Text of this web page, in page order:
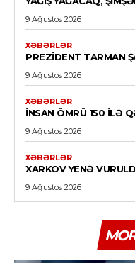
9 Ağustos 2026
XƏBƏRLƏR
PREZIDENT TARMAN
9 Ağustos 2026
XƏBƏRLƏR
İNSAN ÖMRÜ 150 ILƏ
9 Ağustos 2026
XƏBƏRLƏR
XARKOV YENƏ
9 Ağustos 2026